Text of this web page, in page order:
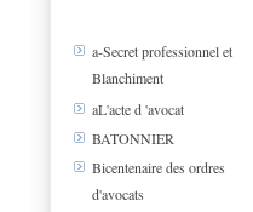
a-Secret professionnel et
Blanchiment
aL'acte d 'avocat
BATONNIER
Bicentenaire des ordres
d'avocats